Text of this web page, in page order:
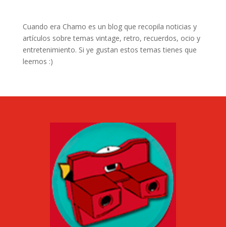
Cuando era Chamo es un blog que recopila noticias y
artículos sobre temas vintage, retro, recuerdos, ocio y
entretenimiento. Si ye gustan estos temas tienes que
leernos :)